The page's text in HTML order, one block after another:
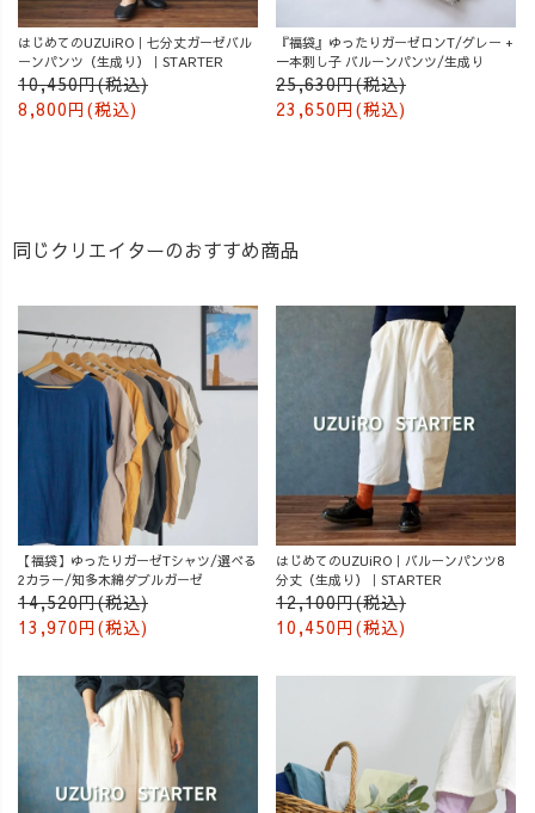
はじめてのUZUiRO｜七分丈ガーゼバル
ーンパンツ（生成り）｜STARTER
10,450円(税込)
8,800円(税込)
『福袋』ゆったりガーゼロンT/グレー +
一本刺し子 バルーンパンツ/生成り
25,630円(税込)
23,650円(税込)
同じクリエイターのおすすめ商品
【福袋】ゆったりガーゼTシャツ/選べる
2カラー/知多木綿ダブルガーゼ
14,520円(税込)
13,970円(税込)
はじめてのUZUiRO｜バルーンパンツ8
分丈（生成り）｜STARTER
12,100円(税込)
10,450円(税込)